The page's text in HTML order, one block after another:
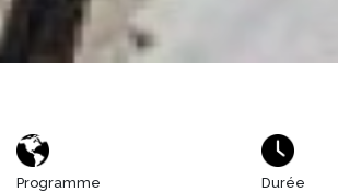
Programme Durée